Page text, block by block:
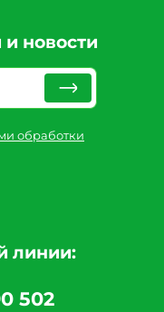
линии:
502
новости
обработки